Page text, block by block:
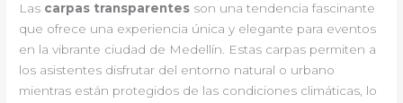
Las carpas transparentes son una tendencia fascinante
que ofrece una experiencia única y elegante para eventos
en la vibrante ciudad de Medellín. Estas carpas permiten a
los asistentes disfrutar del entorno natural o urbano
mientras están protegidos de las condiciones climáticas, lo